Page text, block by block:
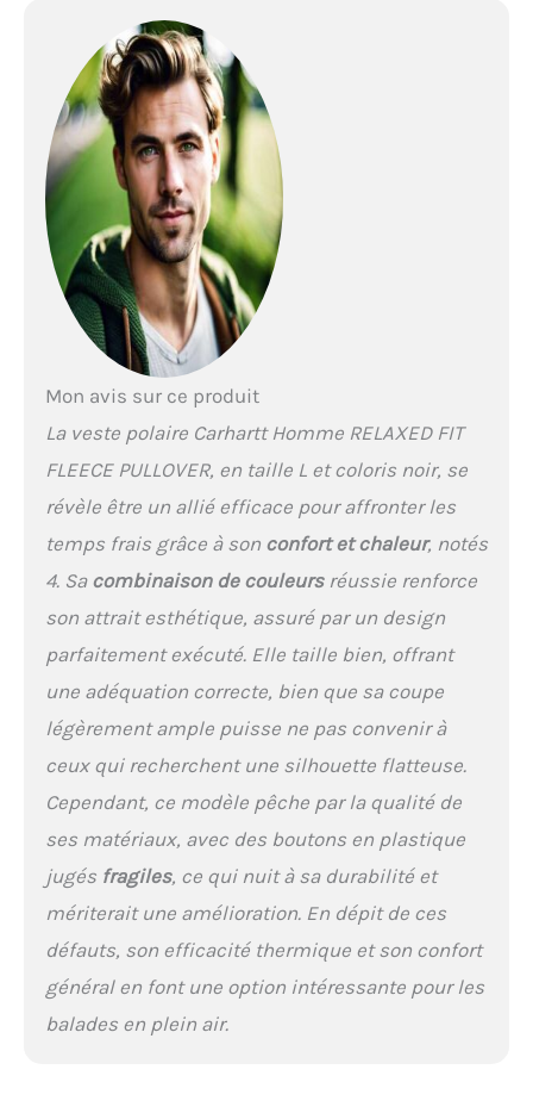
Mon avis sur ce produit
La veste polaire Carhartt Homme RELAXED FIT
FLEECE PULLOVER, en taille L et coloris noir, se
révèle être un allié efficace pour affronter les
temps frais grâce à son confort et chaleur, notés
4. Sa combinaison de couleursréussie renforce
son attrait esthétique, assuré par un design
parfaitement exécuté. Elle taille bien, offrant
une adéquation correcte, bien que sa coupe
légèrement ample puisse ne pas convenir à
ceux qui recherchent une silhouette flatteuse.
Cependant, ce modèle pêche par la qualité de
ses matériaux, avec des boutons en plastique
jugés fragiles, ce qui nuit à sa durabilité et
mériterait une amélioration. En dépit de ces
défauts, son efficacité thermique et son confort
général en font une option intéressante pour les
balades en plein air.